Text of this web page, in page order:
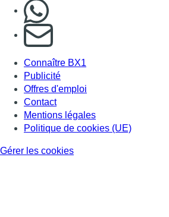
S'abonner à notre newsletter
Connaître BX1
Publicité
Offres d'emploi
Contact
Mentions légales
Politique de cookies (UE)
Gérer les cookies